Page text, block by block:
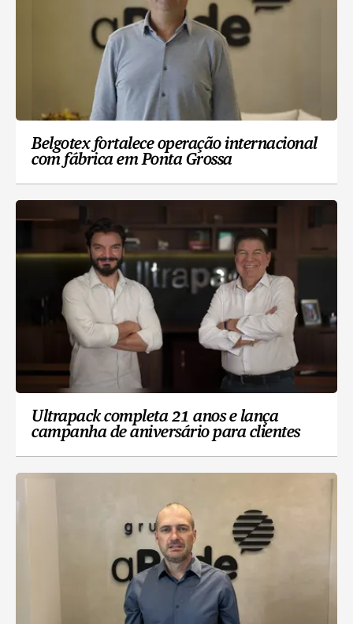
Belgotex fortalece operação internacional
com fábrica em Ponta Grossa
Ultrapack completa 21 anos e lança
campanha de aniversário para clientes